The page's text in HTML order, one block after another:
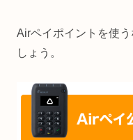
Airペイポイントを使
しょう。